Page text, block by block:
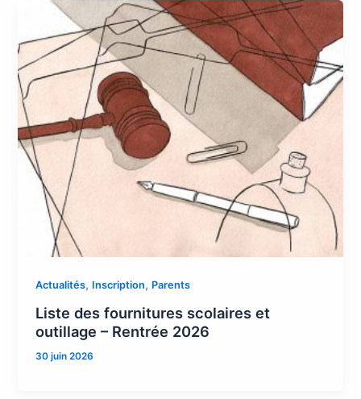
Actualités, Inscription, Parents
Liste des fournitures scolaires et
outillage – Rentrée 2026
30 juin 2026